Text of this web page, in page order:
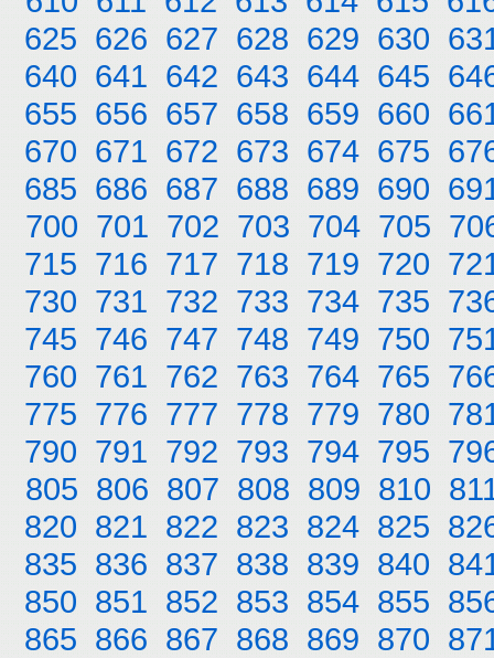
625 626 627 628 629 630
640 641 642 643 644 645
655 656 657 658 659 660
670 671 672 673 674 675
685 686 687 688 689 690
700 701 702 703 704 705
715 716 717 718 719 720
730 731 732 733 734 735
745 746 747 748 749 750
760 761 762 763 764 765
775 776 777 778 779 780
790 791 792 793 794 795
805 806 807 808 809 810
820 821 822 823 824 825
835 836 837 838 839 840
850 851 852 853 854 855
865 866 867 868 869 870